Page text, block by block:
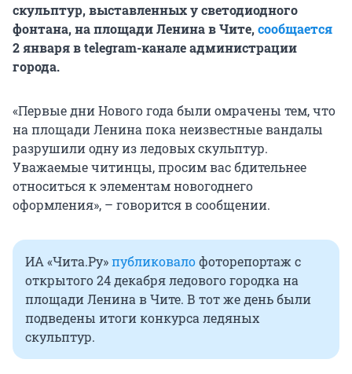
скульптур, выставленных у светодиодного
фонтана, на площади Ленина в Чите,сообщается
2 января в telegram-канале администрации
города.
«Первые дни Нового года были омрачены тем, что
на площади Ленина пока неизвестные вандалы
разрушили одну из ледовых скульптур.
Уважаемые читинцы, просим вас бдительнее
относиться к элементам новогоднего
оформления», – говорится в сообщении.
ИА «Чита.Ру»публиковалофоторепортаж с
открытого 24 декабря ледового городка на
площади Ленина в Чите. В тот же день были
подведены итоги конкурса ледяных
скульптур.